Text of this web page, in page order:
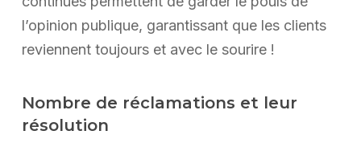
l’opinion publique, garantissant que les clients
reviennent toujours et avec le sourire !
Nombre de réclamations et leur
résolution